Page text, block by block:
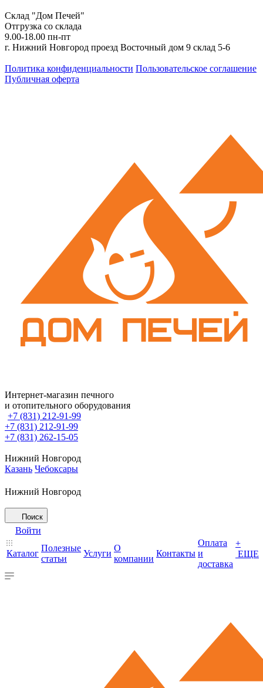
Склад "Дом Печей"
Отгрузка со склада
9.00-18.00 пн-пт
г. Нижний Новгород проезд Восточный дом 9 склад 5-6
Политика конфиденциальности Пользовательское соглашение
Публичная оферта
Интернет-магазин печного
и отопительного оборудования
+7 (831) 212-91-99
+7 (831) 212-91-99
+7 (831) 262-15-05
Нижний Новгород
Казань Чебоксары
Нижний Новгород
Поиск
Войти
Каталог
Полезные
статьи
Услуги
О
компании
Контакты
Оплата
и
доставка
+
ЕЩЕ